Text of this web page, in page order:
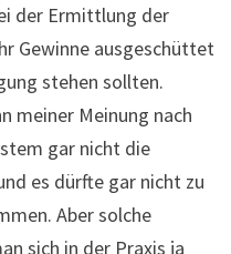
der Ermittlung der
Gewinne ausgeschüttet
stehen sollten.
meiner Meinung nach
gar nicht die
es dürfte gar nicht zu
Aber solche
sich in der Praxis ja